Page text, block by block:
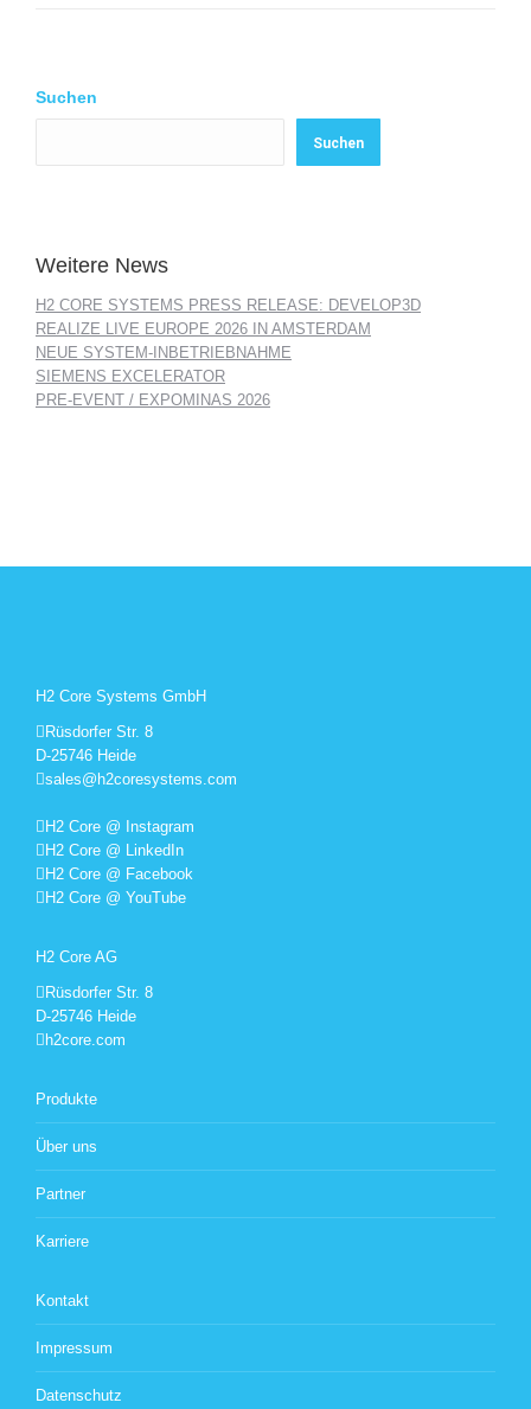
Suchen
Suchen
Weitere News
H2 CORE SYSTEMS PRESS RELEASE: DEVELOP3D
REALIZE LIVE EUROPE 2026 IN AMSTERDAM
NEUE SYSTEM-INBETRIEBNAHME
SIEMENS EXCELERATOR
PRE-EVENT / EXPOMINAS 2026
H2 Core Systems GmbH
Rüsdorfer Str. 8
D-25746 Heide
sales@h2coresystems.com
H2 Core @ Instagram
H2 Core @ LinkedIn
H2 Core @ Facebook
H2 Core @ YouTube
H2 Core AG
Rüsdorfer Str. 8
D-25746 Heide
h2core.com
Produkte
Über uns
Partner
Karriere
Kontakt
Impressum
Datenschutz